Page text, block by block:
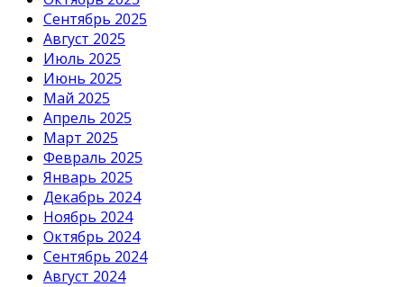
Сентябрь 2025
Август 2025
Июль 2025
Июнь 2025
Май 2025
Апрель 2025
Март 2025
Февраль 2025
Январь 2025
Декабрь 2024
Ноябрь 2024
Октябрь 2024
Сентябрь 2024
Август 2024